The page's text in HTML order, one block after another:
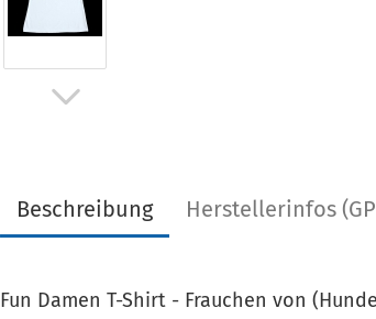
Beschreibung Herstellerinfos
Fun Damen T-Shirt - Frauchen von